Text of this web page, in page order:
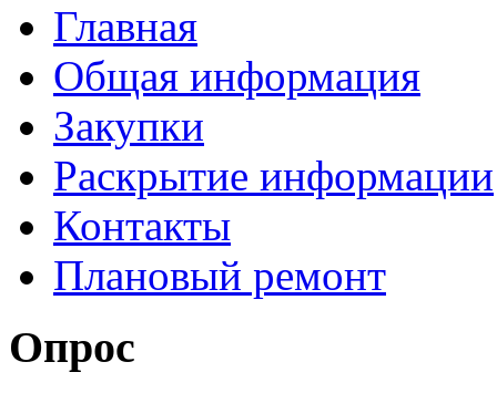
Главная
Общая информация
Закупки
Раскрытие информации
Контакты
Плановый ремонт
Опрос